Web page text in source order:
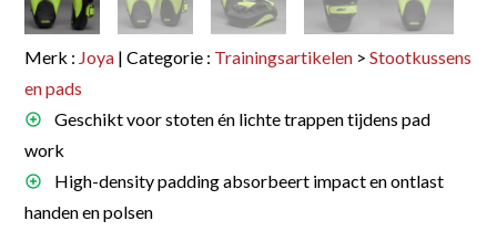
Merk : Joya | Categorie : Trainingsartikelen >Stootkussens
en pads
Geschikt voor stoten én lichte trappen tijdens pad
work
High-density padding absorbeert impact en ontlast
handen en polsen